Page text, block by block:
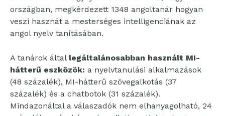
országban, megkérdezett 1348 angoltanár hogyan
veszi hasznát a mesterséges intelligenciának az
angol nyelv tanításában.
A tanárok által legáltalánosabban használt MI-
hátterű eszközök: a nyelvtanulási alkalmazások
(48 százalék), MI-hátterű szövegalkotás (37
százalék) és a chatbotok (31 százalék).
Mindazonáltal a válaszadók nem elhanyagolható, 24